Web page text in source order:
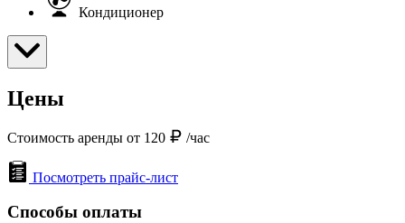
Кондиционер
Цены
Стоимость аренды от 120 /час
Посмотреть прайс-лист
Способы оплаты